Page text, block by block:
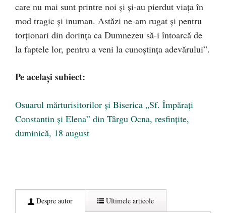
care nu mai sunt printre noi și și-au pierdut viața în
mod tragic și inuman. Astăzi ne-am rugat și pentru
torționari din dorința ca Dumnezeu să-i întoarcă de
la faptele lor, pentru a veni la cunoștința adevărului”.
Pe același subiect:
Osuarul mărturisitorilor și Biserica „Sf. Împărați
Constantin și Elena” din Târgu Ocna, resfințite,
duminică, 18 august
Despre autor Ultimele articole